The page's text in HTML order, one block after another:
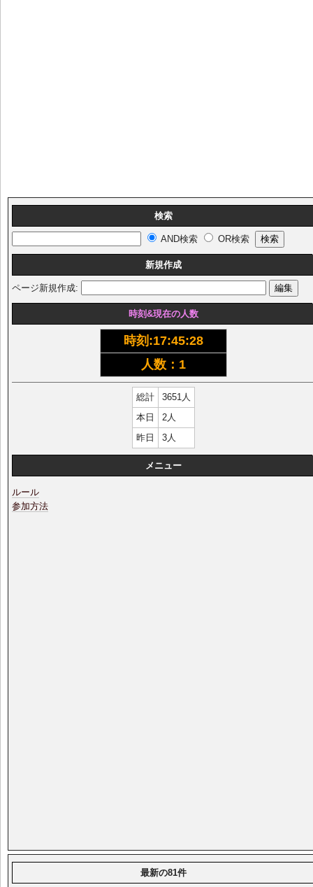
検索
AND検索 OR検索
新規作成
ページ新規作成:
時刻&現在の人数
時刻:17:45:28
人数：1
総計
3651人
本日
2人
昨日
3人
メニュー
ルール
参加方法
最新の81件